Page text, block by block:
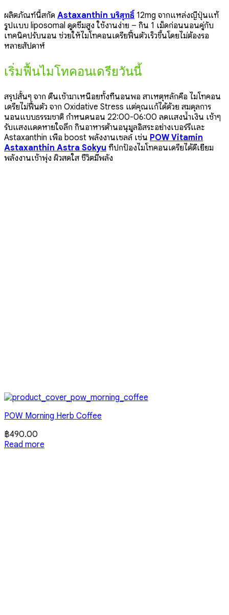
ผลิตภัณฑ์นี้สกัด Astaxanthin บริสุทธิ์ 12mg จากแหล่งญี่ปุ่นแท้
รูปแบบ liposomal ดูดซึมสูง ใช้งานง่าย – กิน 1 เม็ดก่อนนอนคู่กับ
เทคนิคปรับนอน ช่วยให้ไมโทคอนเดรียฟื้นตัวเร็วขึ้นโดยไม่ต้องรอ
หลายสัปดาห์
เริ่มฟื้นไมโทคอนเดรียวันนี้
สรุปสั้นๆ จาก ตื่นเช้ามาเหนื่อยทั้งที่นอนพอ สาเหตุหลักคือ ไมโทคอน
เดรียไม่ฟื้นตัว จาก Oxidative Stress แต่คุณแก้ได้ด้วย สมดุลการ
นอนแบบธรรมชาติ กำหนดนอน 22:00-06:00 ลดแสงน้ำเงิน เช้าๆ
รับแสงแดดหายใจลึก กินอาหารต้านอนุมูลอิสระอย่างเบอร์รี่และ
Astaxanthin เพื่อ boost พลังงานเซลล์ เช่น POW Vitamin
Astaxanthin Astra Sokyu ที่ปกป้องไมโทคอนเดรียได้ดีเยี่ยม
พลังงานเช้าพุ่ง ผิวสดใส ชีวิตมีพลัง
POW Morning Herb Coffee
฿490.00
Read more